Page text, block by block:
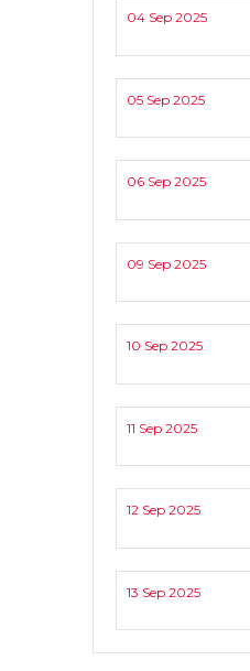
04 Sep 2025
05 Sep 2025
06 Sep 2025
09 Sep 2025
10 Sep 2025
11 Sep 2025
12 Sep 2025
13 Sep 2025